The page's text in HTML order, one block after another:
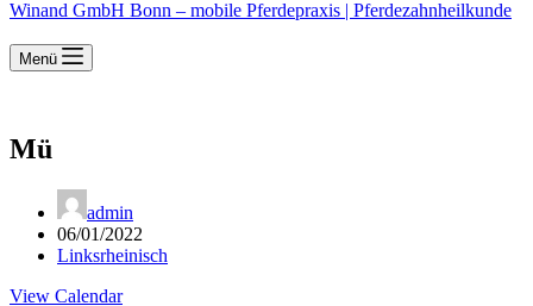
Menü
Mü
admin
06/01/2022
Linksrheinisch
View Calendar